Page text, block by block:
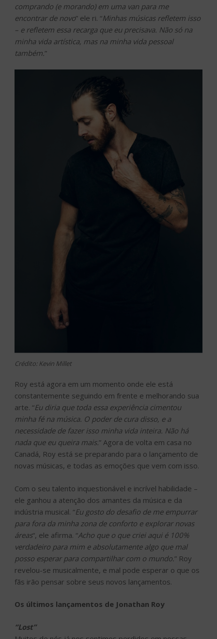
comprando (e morando) em uma van para me
encontrar de novo” ele ri. “Minhas músicas refletem isso
– e refletem essa recarga que eu precisava. Não só na
minha vida artística, mas na minha vida pessoal
também.”
Crédito: Kevin Millet
Roy está agora em um momento onde ele está
constantemente seguindo em frente e melhorando sua
arte. “Eu diria que toda essa experiência cimentou
minha fé na música. O poder de cura disso, e a
necessidade de fazer isso minha vida inteira. Não há
nada que eu queira mais.” Agora de volta em casa no
Canadá, Roy está se preparando para o lançamento de
novas músicas, e todas as emoções que vem com isso.
Com o seu talento inquestionável e incrível habilidade –
ele ganhou a atenção dos amantes da música e da
indústria musical. “Eu gosto do desafio de me empurrar
para fora da minha zona de conforto e explorar novas
áreas“, ele afirma. “Acho que o que criei aqui é 100%
verdadeiro para mim e absolutamente algo que mal
posso esperar para compartilhar com o mundo.” Roy
revelou-se musicalmente, e mal pode esperar o que os
fãs irão pensar sobre seus novos lançamentos.
Os últimos lançamentos de Jonathan Roy
“Lost”